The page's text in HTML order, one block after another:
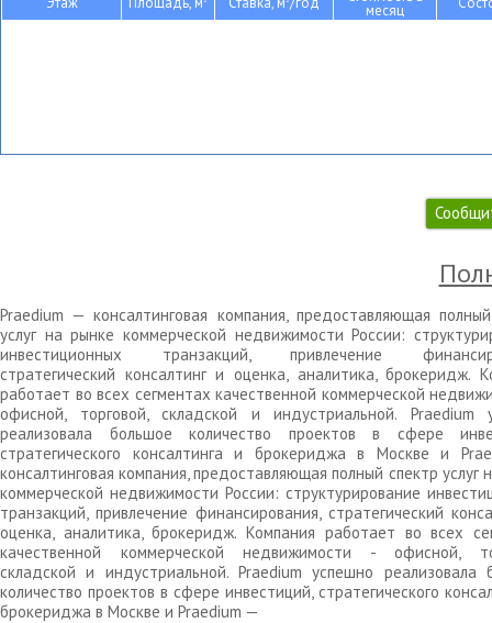
месяц
Praedium — консалтинговая компания, предоставляющая
услуг на рынке коммерческой недвижимости России:
инвестиционных транзакций, привлечение
стратегический консалтинг и оценка, аналитика, брокеридж.
работает во всех сегментах качественной коммерческой
офисной, торговой, складской и индустриальной. Praedium
реализовала большое количество проектов в сфере
стратегического консалтинга и брокериджа в Москве и
консалтинговая компания, предоставляющая полный спектр услуг
коммерческой недвижимости России: структурирование
транзакций, привлечение финансирования, стратегический
оценка, аналитика, брокеридж. Компания работает во всех
качественной коммерческой недвижимости - офисной,
складской и индустриальной. Praedium успешно реализовала
количество проектов в сфере инвестиций, стратегического
брокериджа в Москве и Praedium —